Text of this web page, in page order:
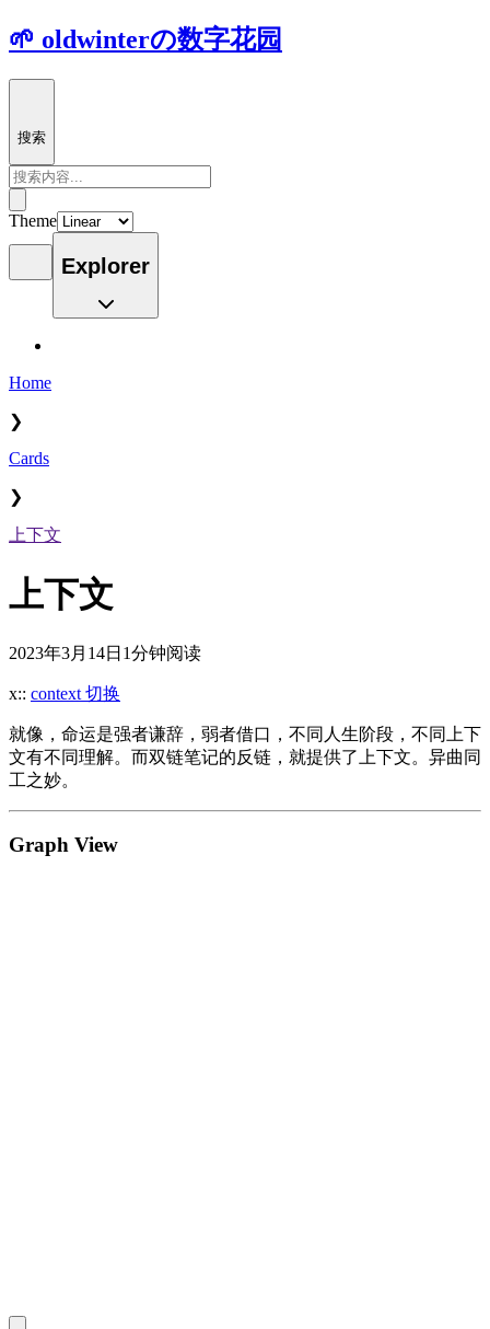
🌱 oldwinterの数字花园
搜索
Theme
Explorer
Home
❯
Cards
❯
上下文
上下文
2023年3月14日 1分钟阅读
x:: context 切换
就像，命运是强者谦辞，弱者借口，不同人生阶段，不同上下
文有不同理解。而双链笔记的反链，就提供了上下文。异曲同
工之妙。
Graph View